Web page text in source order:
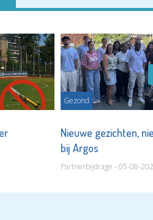
Gezond
Nieuwe gezichten,
bij Argos
Partnerbijdrage - 05-08-